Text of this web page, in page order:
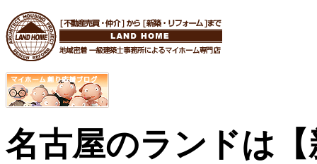
名古屋のランドは